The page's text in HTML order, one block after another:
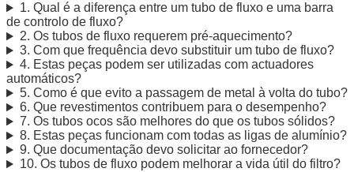
1. Qual é a diferença entre um tubo de fluxo e uma barra
de controlo de fluxo?
2. Os tubos de fluxo requerem pré-aquecimento?
3. Com que frequência devo substituir um tubo de fluxo?
4. Estas peças podem ser utilizadas com actuadores
automáticos?
5. Como é que evito a passagem de metal à volta do tubo?
6. Que revestimentos contribuem para o desempenho?
7. Os tubos ocos são melhores do que os tubos sólidos?
8. Estas peças funcionam com todas as ligas de alumínio?
9. Que documentação devo solicitar ao fornecedor?
10. Os tubos de fluxo podem melhorar a vida útil do filtro?